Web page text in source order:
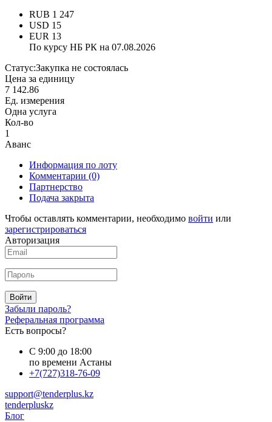
RUB 1 247
USD 15
EUR 13
По курсу НБ РК на 07.08.2026
Статус:Закупка не состоялась
Цена за единицу
7 142.86
Ед. измерения
Одна услуга
Кол-во
1
Аванс
Информация по лоту
Комментарии (0)
Партнерство
Подача закрыта
Чтобы оставлять комментарии, необходимо войти или
зарегистрироваться
Авторизация
Войти
Забыли пароль?
Реферальная программа
Есть вопросы?
С 9:00 до 18:00
по времени Астаны
+7(727)318-76-09
support@tenderplus.kz
tenderpluskz
Блог